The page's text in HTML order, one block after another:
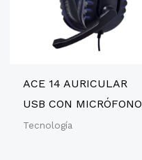
ACE 14 AURICULAR
USB CON MICRÓFONO
Tecnología